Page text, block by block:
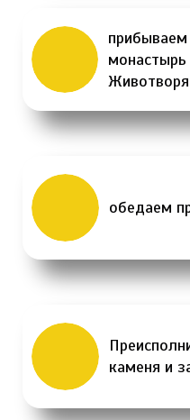
монастырь
обедаем
каменя и